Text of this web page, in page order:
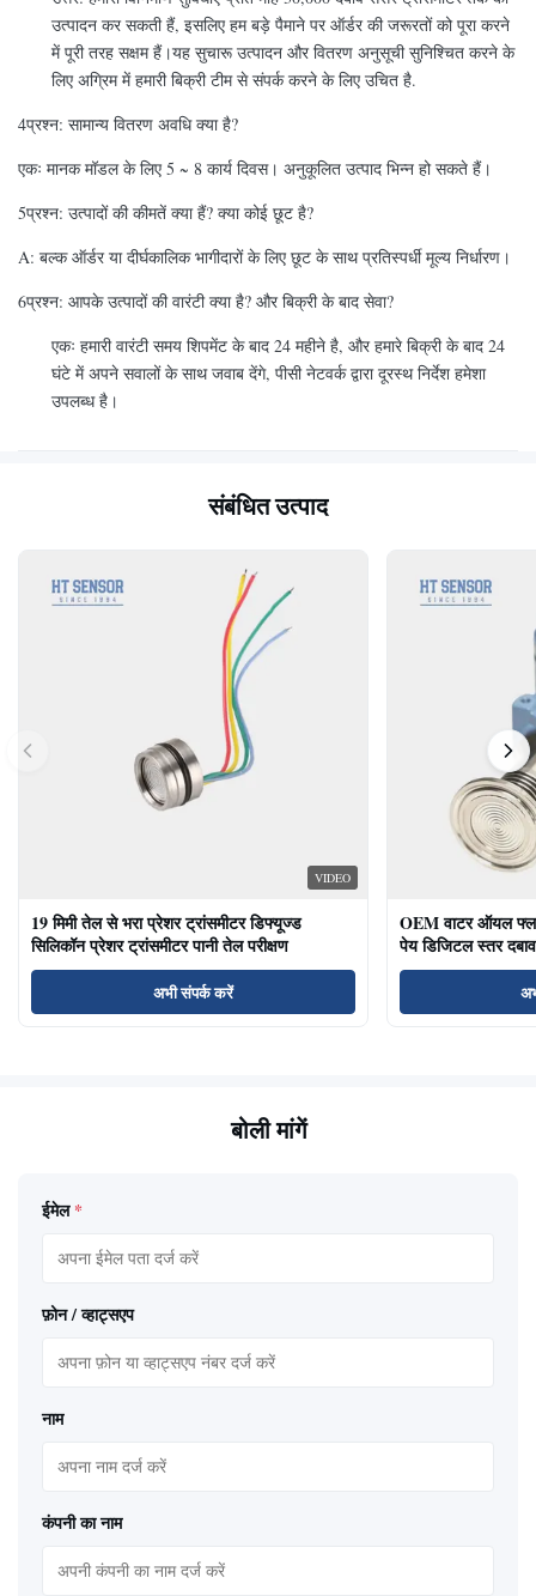
उत्पादन कर सकती हैं, इसलिए हम बड़े पैमाने पर ऑर्डर की जरूरतों को पूरा करने
में पूरी तरह सक्षम हैं।यह सुचारू उत्पादन और वितरण अनुसूची सुनिश्चित करने के
लिए अग्रिम में हमारी बिक्री टीम से संपर्क करने के लिए उचित है.
4प्रश्न: सामान्य वितरण अवधि क्या है?
एकः मानक मॉडल के लिए 5 ~ 8 कार्य दिवस। अनुकूलित उत्पाद भिन्न हो सकते हैं।
5प्रश्न: उत्पादों की कीमतें क्या हैं? क्या कोई छूट है?
A: बल्क ऑर्डर या दीर्घकालिक भागीदारों के लिए छूट के साथ प्रतिस्पर्धी मूल्य निर्धारण।
6प्रश्न: आपके उत्पादों की वारंटी क्या है? और बिक्री के बाद सेवा?
एकः हमारी वारंटी समय शिपमेंट के बाद 24 महीने है, और हमारे बिक्री के बाद 24
घंटे में अपने सवालों के साथ जवाब देंगे, पीसी नेटवर्क द्वारा दूरस्थ निर्देश हमेशा
उपलब्ध है।
संबंधित उत्पाद
VIDEO
19 मिमी तेल से भरा प्रेशर ट्रांसमीटर डिफ्यूज्ड
सिलिकॉन प्रेशर ट्रांसमीटर पानी तेल परीक्षण
अभी संपर्क करें
OEM वाटर ऑयल
पेय डिजिटल स्तर
बोली मांगें
ईमेल *
फ़ोन / व्हाट्सएप
नाम
कंपनी का नाम